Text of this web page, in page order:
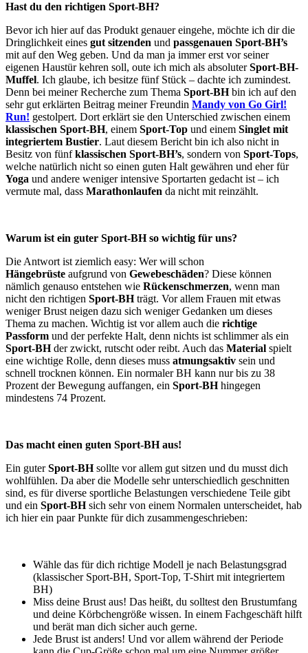
Hast du den richtigen Sport-BH?
Bevor ich hier auf das Produkt genauer eingehe, möchte ich dir die
Dringlichkeit eines gut sitzenden und passgenauen Sport-BH’s
mit auf den Weg geben. Und da man ja immer erst vor seiner
eigenen Haustür kehren soll, oute ich mich als absoluterSport-BH-
Muffel. Ich glaube, ich besitze fünf Stück – dachte ich zumindest.
Denn bei meiner Recherche zum Thema Sport-BHbin ich auf den
sehr gut erklärten Beitrag meiner Freundin Mandy von Go Girl!
Run! gestolpert. Dort erklärt sie den Unterschied zwischen einem
klassischen Sport-BH, einem Sport-Top und einem Singlet mit
integriertem Bustier. Laut diesem Bericht bin ich also nicht in
Besitz von fünfklassischen Sport-BH’s, sondern von Sport-Tops,
welche natürlich nicht so einen guten Halt gewähren und eher für
Yoga und andere weniger intensive Sportarten gedacht ist – ich
vermute mal, dass Marathonlaufen da nicht mit reinzählt.
Warum ist ein guter Sport-BH so wichtig für uns?
Die Antwort ist ziemlich easy: Wer will schon
Hängebrüste aufgrund von Gewebeschäden? Diese können
nämlich genauso entstehen wie Rückenschmerzen, wenn man
nicht den richtigen Sport-BHträgt. Vor allem Frauen mit etwas
weniger Brust neigen dazu sich weniger Gedanken um dieses
Thema zu machen. Wichtig ist vor allem auch die richtige
Passform und der perfekte Halt, denn nichts ist schlimmer als ein
Sport-BHder zwickt, rutscht oder reibt. Auch das Material spielt
eine wichtige Rolle, denn dieses muss atmungsaktiv sein und
schnell trocknen können. Ein normaler BH kann nur bis zu 38
Prozent der Bewegung auffangen, ein Sport-BHhingegen
mindestens 74 Prozent.
Das macht einen guten Sport-BH aus!
Ein guterSport-BHsollte vor allem gut sitzen und du musst dich
wohlfühlen. Da aber die Modelle sehr unterschiedlich geschnitten
sind, es für diverse sportliche Belastungen verschiedene Teile gibt
und ein Sport-BHsich sehr von einem Normalen unterscheidet, hab
ich hier ein paar Punkte für dich zusammengeschrieben:
Wähle das für dich richtige Modell je nach Belastungsgrad
(klassischer Sport-BH, Sport-Top, T-Shirt mit integriertem
BH)
Miss deine Brust aus! Das heißt, du solltest den Brustumfang
und deine Körbchengröße wissen. In einem Fachgeschäft hilft
und berät man dich sicher auch gerne.
Jede Brust ist anders! Und vor allem während der Periode